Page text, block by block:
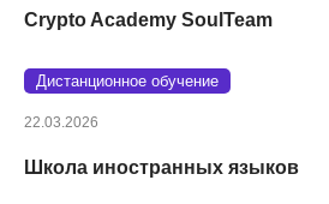
Crypto Academy SoulTeam
Дистанционное обучение
22.03.2026
Школа иностранных языков